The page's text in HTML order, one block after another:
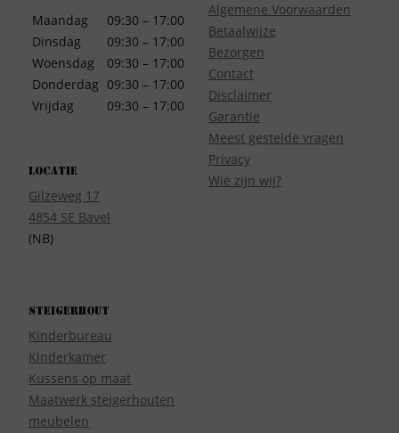
Maandag
Dinsdag
Woensdag
Donderdag
Vrijdag
09:30 – 17:00
09:30 – 17:00
09:30 – 17:00
09:30 – 17:00
09:30 – 17:00
Locatie
Gilzeweg 17
4854 SE Bavel
(NB)
Algemene Voorwaarden
Betaalwijze
Bezorgen
Contact
Disclaimer
Garantie
Meest gestelde vragen
Privacy
Wie zijn wij?
Steigerhout
Kinderbureau
Kinderkamer
Kussens op maat
Maatwerk steigerhouten
meubelen